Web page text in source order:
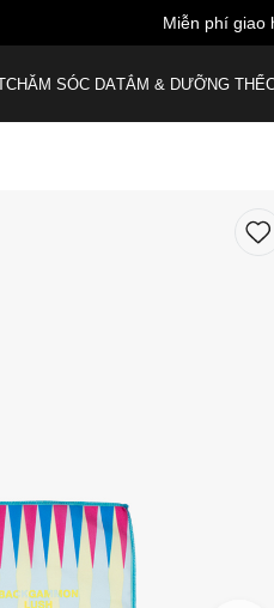
Miễn phí giao
CHĂM SÓC DATẮM & DƯỠNG THỂ